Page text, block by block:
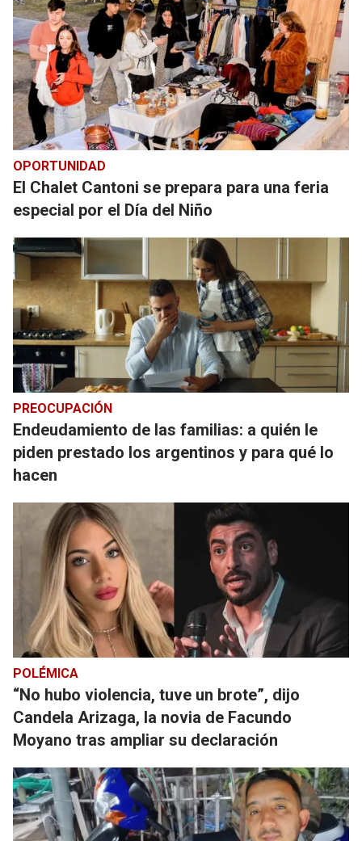
OPORTUNIDAD
El Chalet Cantoni se prepara para una feria
especial por el Día del Niño
PREOCUPACIÓN
Endeudamiento de las familias: a quién le
piden prestado los argentinos y para qué lo
hacen
POLÉMICA
“No hubo violencia, tuve un brote”, dijo
Candela Arizaga, la novia de Facundo
Moyano tras ampliar su declaración